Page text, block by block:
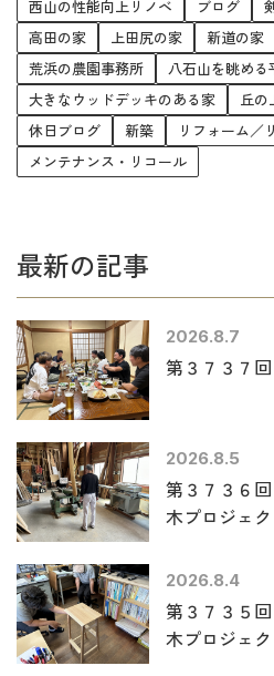
西山の性能向上リノベ ブログ
高田の家
上田尻の家 新道の家
荒浜の農園事務所
八石山を眺める
大きなウッドデッキのある家
丘の
休日ブログ
新築 リフォーム／
メンテナンス・リコール
最新の記事
2026.8.7
第３７３７
2026.8.5
第３７３６
木プロジェ
2026.8.4
第３７３５
木プロジェ